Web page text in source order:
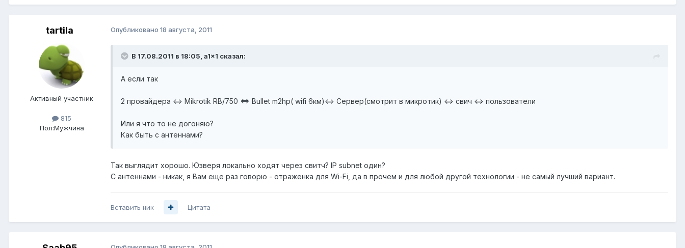
tartila
Активный участник
815
Пол:Мужчина
Опубликовано 18 августа, 2011
В 17.08.2011 в 18:05, a1x1 сказал:
А если так
2 провайдера <=> Mikrotik RB/750 <=> Bullet m2hp( wifi 6км)<=> Сервер(смотрит в микротик) <=> свич <=> пользователи
Или я что то не догоняю?
Как быть с антеннами?
Так выглядит хорошо. Юзверя локально ходят через свитч? IP subnet один?
С антеннами - никак, я Вам еще раз говорю - отраженка для Wi-Fi, да в прочем и для любой другой технологии - не самый лучший вариант.
Вставить ник Цитата